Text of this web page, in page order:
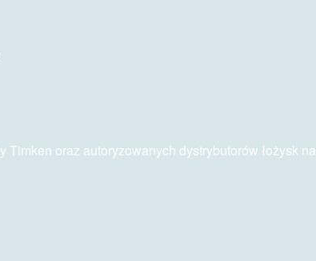
oraz autoryzowanych dystrybutorów łożysk na